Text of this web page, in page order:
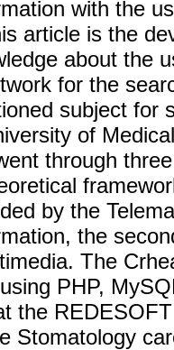
with the
article is the
about the
for the
subject for
of
through
by the
the
The
PHP,
the
Stomatology